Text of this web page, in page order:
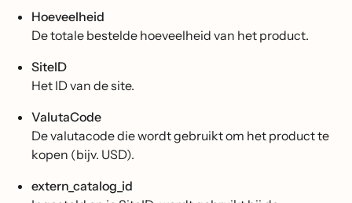
Hoeveelheid
De totale bestelde hoeveelheid van het product.
SiteID
Het ID van de site.
ValutaCode
De valutacode die wordt gebruikt om het product te
kopen (bijv. USD).
extern_catalog_id